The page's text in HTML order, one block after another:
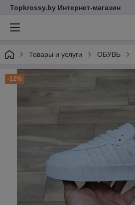
Topkrossy.by Интернет-магазин
Товары и услуги ОБУВЬ
-12%